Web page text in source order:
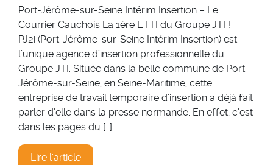
Port-Jérôme-sur-Seine Intérim Insertion – Le
Courrier Cauchois La 1ère ETTI du Groupe JTI !
PJ2i (Port-Jérôme-sur-Seine Intérim Insertion) est
l’unique agence d’insertion professionnelle du
Groupe JTI. Située dans la belle commune de Port-
Jérôme-sur-Seine, en Seine-Maritime, cette
entreprise de travail temporaire d’insertion a déjà fait
parler d’elle dans la presse normande. En effet, c’est
dans les pages du […]
Lire l'article